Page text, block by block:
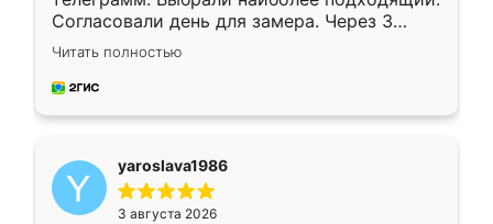
Согласовали день для замера. Через 3
недели кухня была уже готова. Остались
довольны работой. Спасибо Ренессанс
мебель за качественную работу!
Читать полностью
yaroslava1986
3 августа 2026